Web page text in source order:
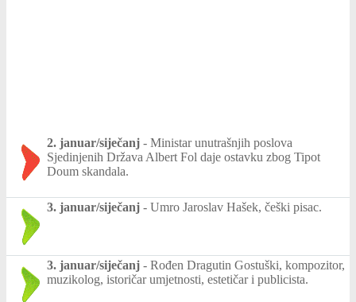
2. januar/siječanj - Ministar unutrašnjih poslova
Sjedinjenih Država Albert Fol daje ostavku zbog Tipot
Doum skandala.
3. januar/siječanj - Umro Jaroslav Hašek, češki pisac.
3. januar/siječanj - Rođen Dragutin Gostuški, kompozitor,
muzikolog, istoričar umjetnosti, estetičar i publicista.